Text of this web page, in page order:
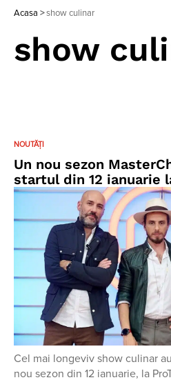
Acasa >show culinar
show
NOUTĂȚI
Un nou sezon
startul din 12 ianuarie
Cel mai longeviv show culinar
nou sezon din 12 ianuarie, la